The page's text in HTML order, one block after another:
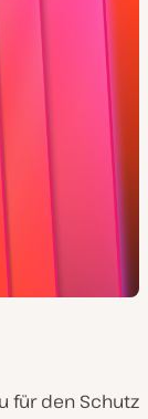
für den Schutz